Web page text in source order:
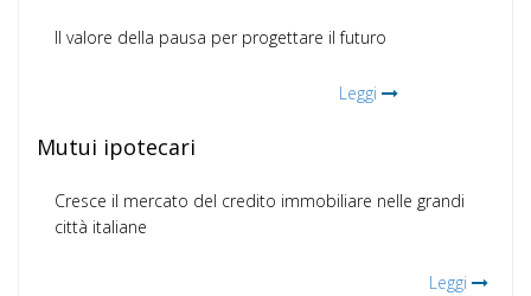
Il valore della pausa per progettare il futuro
Leggi
Mutui ipotecari
Cresce il mercato del credito immobiliare nelle grandi
città italiane
Leggi